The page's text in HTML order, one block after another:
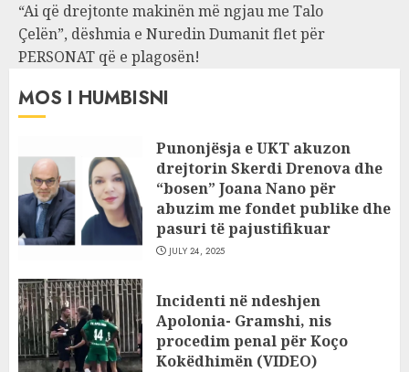
“Ai që drejtonte makinën më ngjau me Talo
Çelën”, dëshmia e Nuredin Dumanit flet për
PERSONAT që e plagosën!
MOS I HUMBISNI
Punonjësja e UKT akuzon
drejtorin Skerdi Drenova dhe
“bosen” Joana Nano për
abuzim me fondet publike dhe
pasuri të pajustifikuar
JULY 24, 2025
Incidenti në ndeshjen
Apolonia- Gramshi, nis
procedim penal për Koço
Kokëdhimën (VIDEO)